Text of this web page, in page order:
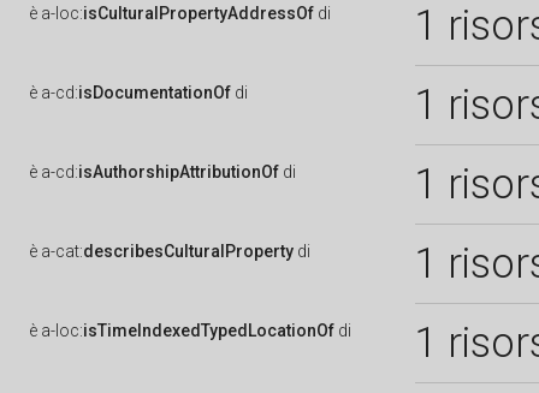
è a-loc:isCulturalPropertyAddressOf di 1
è a-cd:isDocumentationOf di 1
è a-cd:isAuthorshipAttributionOf di 1
è a-cat:describesCulturalProperty di 1
è a-loc:isTimeIndexedTypedLocationOf di 1